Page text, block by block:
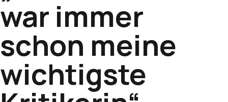
war immer
schon meine
wichtigste